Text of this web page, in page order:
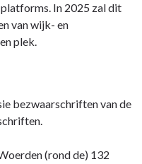
In 2025 zal dit
van wijk- en
plek.
bezwaarschriften van de
(rond de) 132